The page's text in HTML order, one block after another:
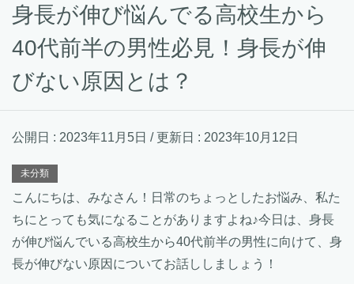
身長が伸び悩んでる高校生から
40代前半の男性必見！身長が伸
びない原因とは？
公開日 : 2023年11月5日 / 更新日 : 2023年10月12日
未分類
こんにちは、みなさん！日常のちょっとしたお悩み、私た
ちにとっても気になることがありますよね♪今日は、身長
が伸び悩んでいる高校生から40代前半の男性に向けて、身
長が伸びない原因についてお話ししましょう！